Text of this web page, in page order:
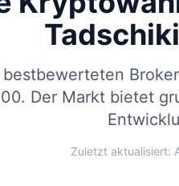
Der Markt bietet
Zuletzt aktualisiert: